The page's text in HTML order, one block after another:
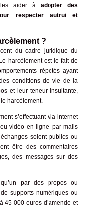
les aider àadopter des
respecter autrui et
?
du cadre juridique du
harcèlement est le fait de
répétés ayant
conditions de vie de la
et leur teneur insultante,
harcèlement.
s’effectuant via internet
vidéo en ligne, par mails
soient publics ou
être des commentaires
des messages sur des
par des propos ou
supports numériques ou
45 000 euros d’amende et